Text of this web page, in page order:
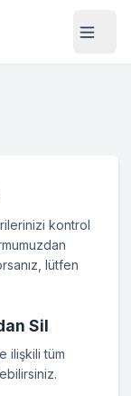
kontrol
lütfen
Sil
ilişkili tüm